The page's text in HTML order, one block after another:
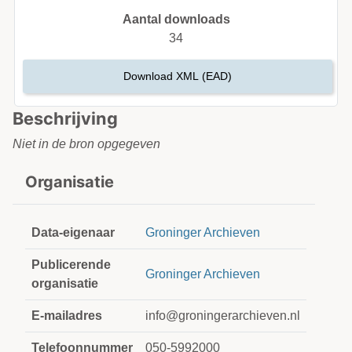
Beschrijving
Niet in de bron opgegeven
Organisatie
Data-eigenaar Groninger Archieven
Publicerende
organisatie
Groninger Archieven
E-mailadres info@groningerarchieven.nl
Telefoonnummer 050-5992000
Aantal downloads
34
Download XML (EAD)